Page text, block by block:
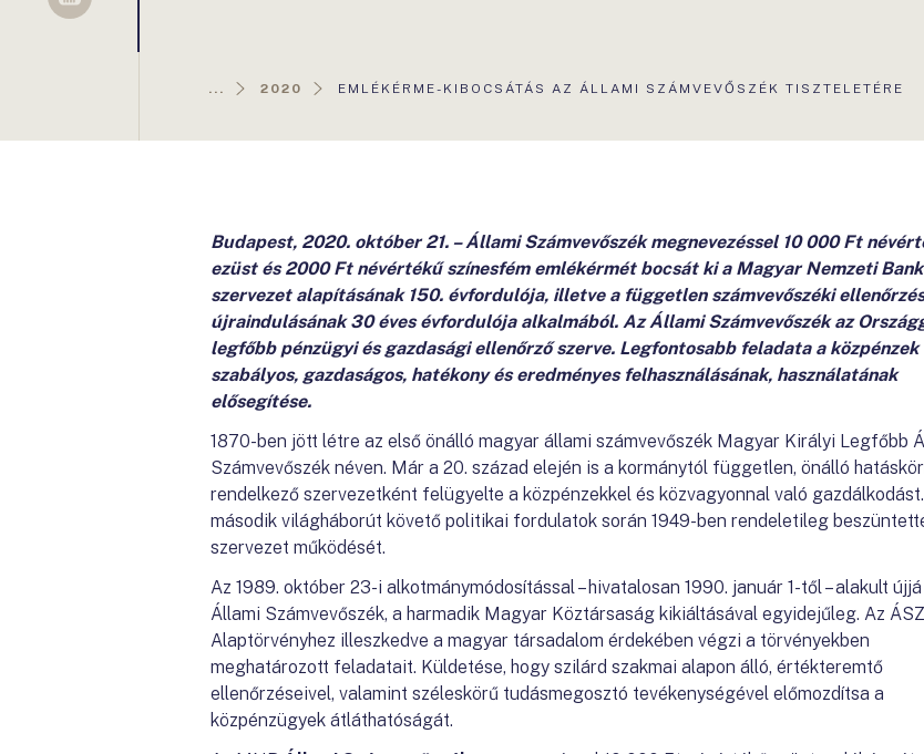
Sellsy
... 2020
AKTUÁLIS
EMLÉKÉRME-KIBOCSÁTÁS AZ ÁLLAMI SZÁMVEVŐSZÉK TISZTELETÉRE
Budapest, 2020. október 21. – Állami Számvevőszék megnevezéssel 10 000 Ft
ezüst és 2000 Ft névértékű színesfém emlékérmét bocsát ki a Magyar Nemzeti
szervezet alapításának 150. évfordulója, illetve a független számvevőszéki ellenőrzés
újraindulásának 30 éves évfordulója alkalmából. Az Állami Számvevőszék az
legfőbb pénzügyi és gazdasági ellenőrző szerve. Legfontosabb feladata a közpénzek
szabályos, gazdaságos, hatékony és eredményes felhasználásának, használatának
elősegítése.
1870-ben jött létre az első önálló magyar állami számvevőszék Magyar Királyi Legfőbb
Számvevőszék néven. Már a 20. század elején is a kormánytól független, önálló
rendelkező szervezetként felügyelte a közpénzekkel és közvagyonnal való
második világháborút követő politikai fordulatok során 1949-ben rendeletileg
szervezet működését.
Az 1989. október 23-i alkotmánymódosítással – hivatalosan 1990. január 1-től – alakult
Állami Számvevőszék, a harmadik Magyar Köztársaság kikiáltásával egyidejűleg. Az
Alaptörvényhez illeszkedve a magyar társadalom érdekében végzi a törvényekben
meghatározott feladatait. Küldetése, hogy szilárd szakmai alapon álló, értékteremtő
ellenőrzéseivel, valamint széleskörű tudásmegosztó tevékenységével előmozdítsa a
közpénzügyek átláthatóságát.